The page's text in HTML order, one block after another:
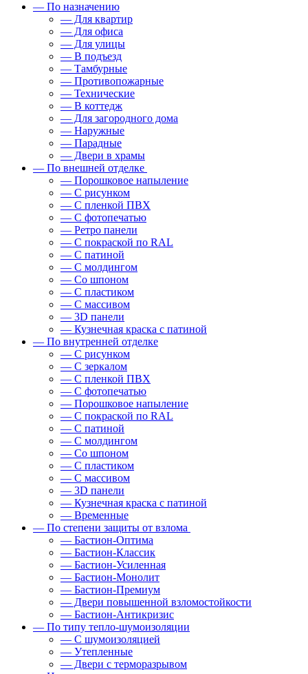
— По назначению
— Для квартир
— Для офиса
— Для улицы
— В подъезд
— Тамбурные
— Противопожарные
— Технические
— В коттедж
— Для загородного дома
— Наружные
— Парадные
— Двери в храмы
— По внешней отделке
— Порошковое напыление
— С рисунком
— С пленкой ПВХ
— С фотопечатью
— Ретро панели
— С покраской по RAL
— С патиной
— С молдингом
— Со шпоном
— С пластиком
— С массивом
— 3D панели
— Кузнечная краска с патиной
— По внутренней отделке
— С рисунком
— С зеркалом
— С пленкой ПВХ
— С фотопечатью
— Порошковое напыление
— С покраской по RAL
— С патиной
— С молдингом
— Со шпоном
— С пластиком
— С массивом
— 3D панели
— Кузнечная краска с патиной
— Временные
— По степени защиты от взлома
— Бастион-Оптима
— Бастион-Классик
— Бастион-Усиленная
— Бастион-Монолит
— Бастион-Премиум
— Двери повышенной взломостойкости
— Бастион-Антикризис
— По типу тепло-шумоизоляции
— С шумоизоляцией
— Утепленные
— Двери с терморазрывом